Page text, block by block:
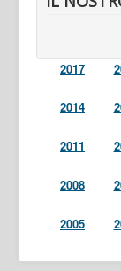
2017
2014
2011
2008
2005